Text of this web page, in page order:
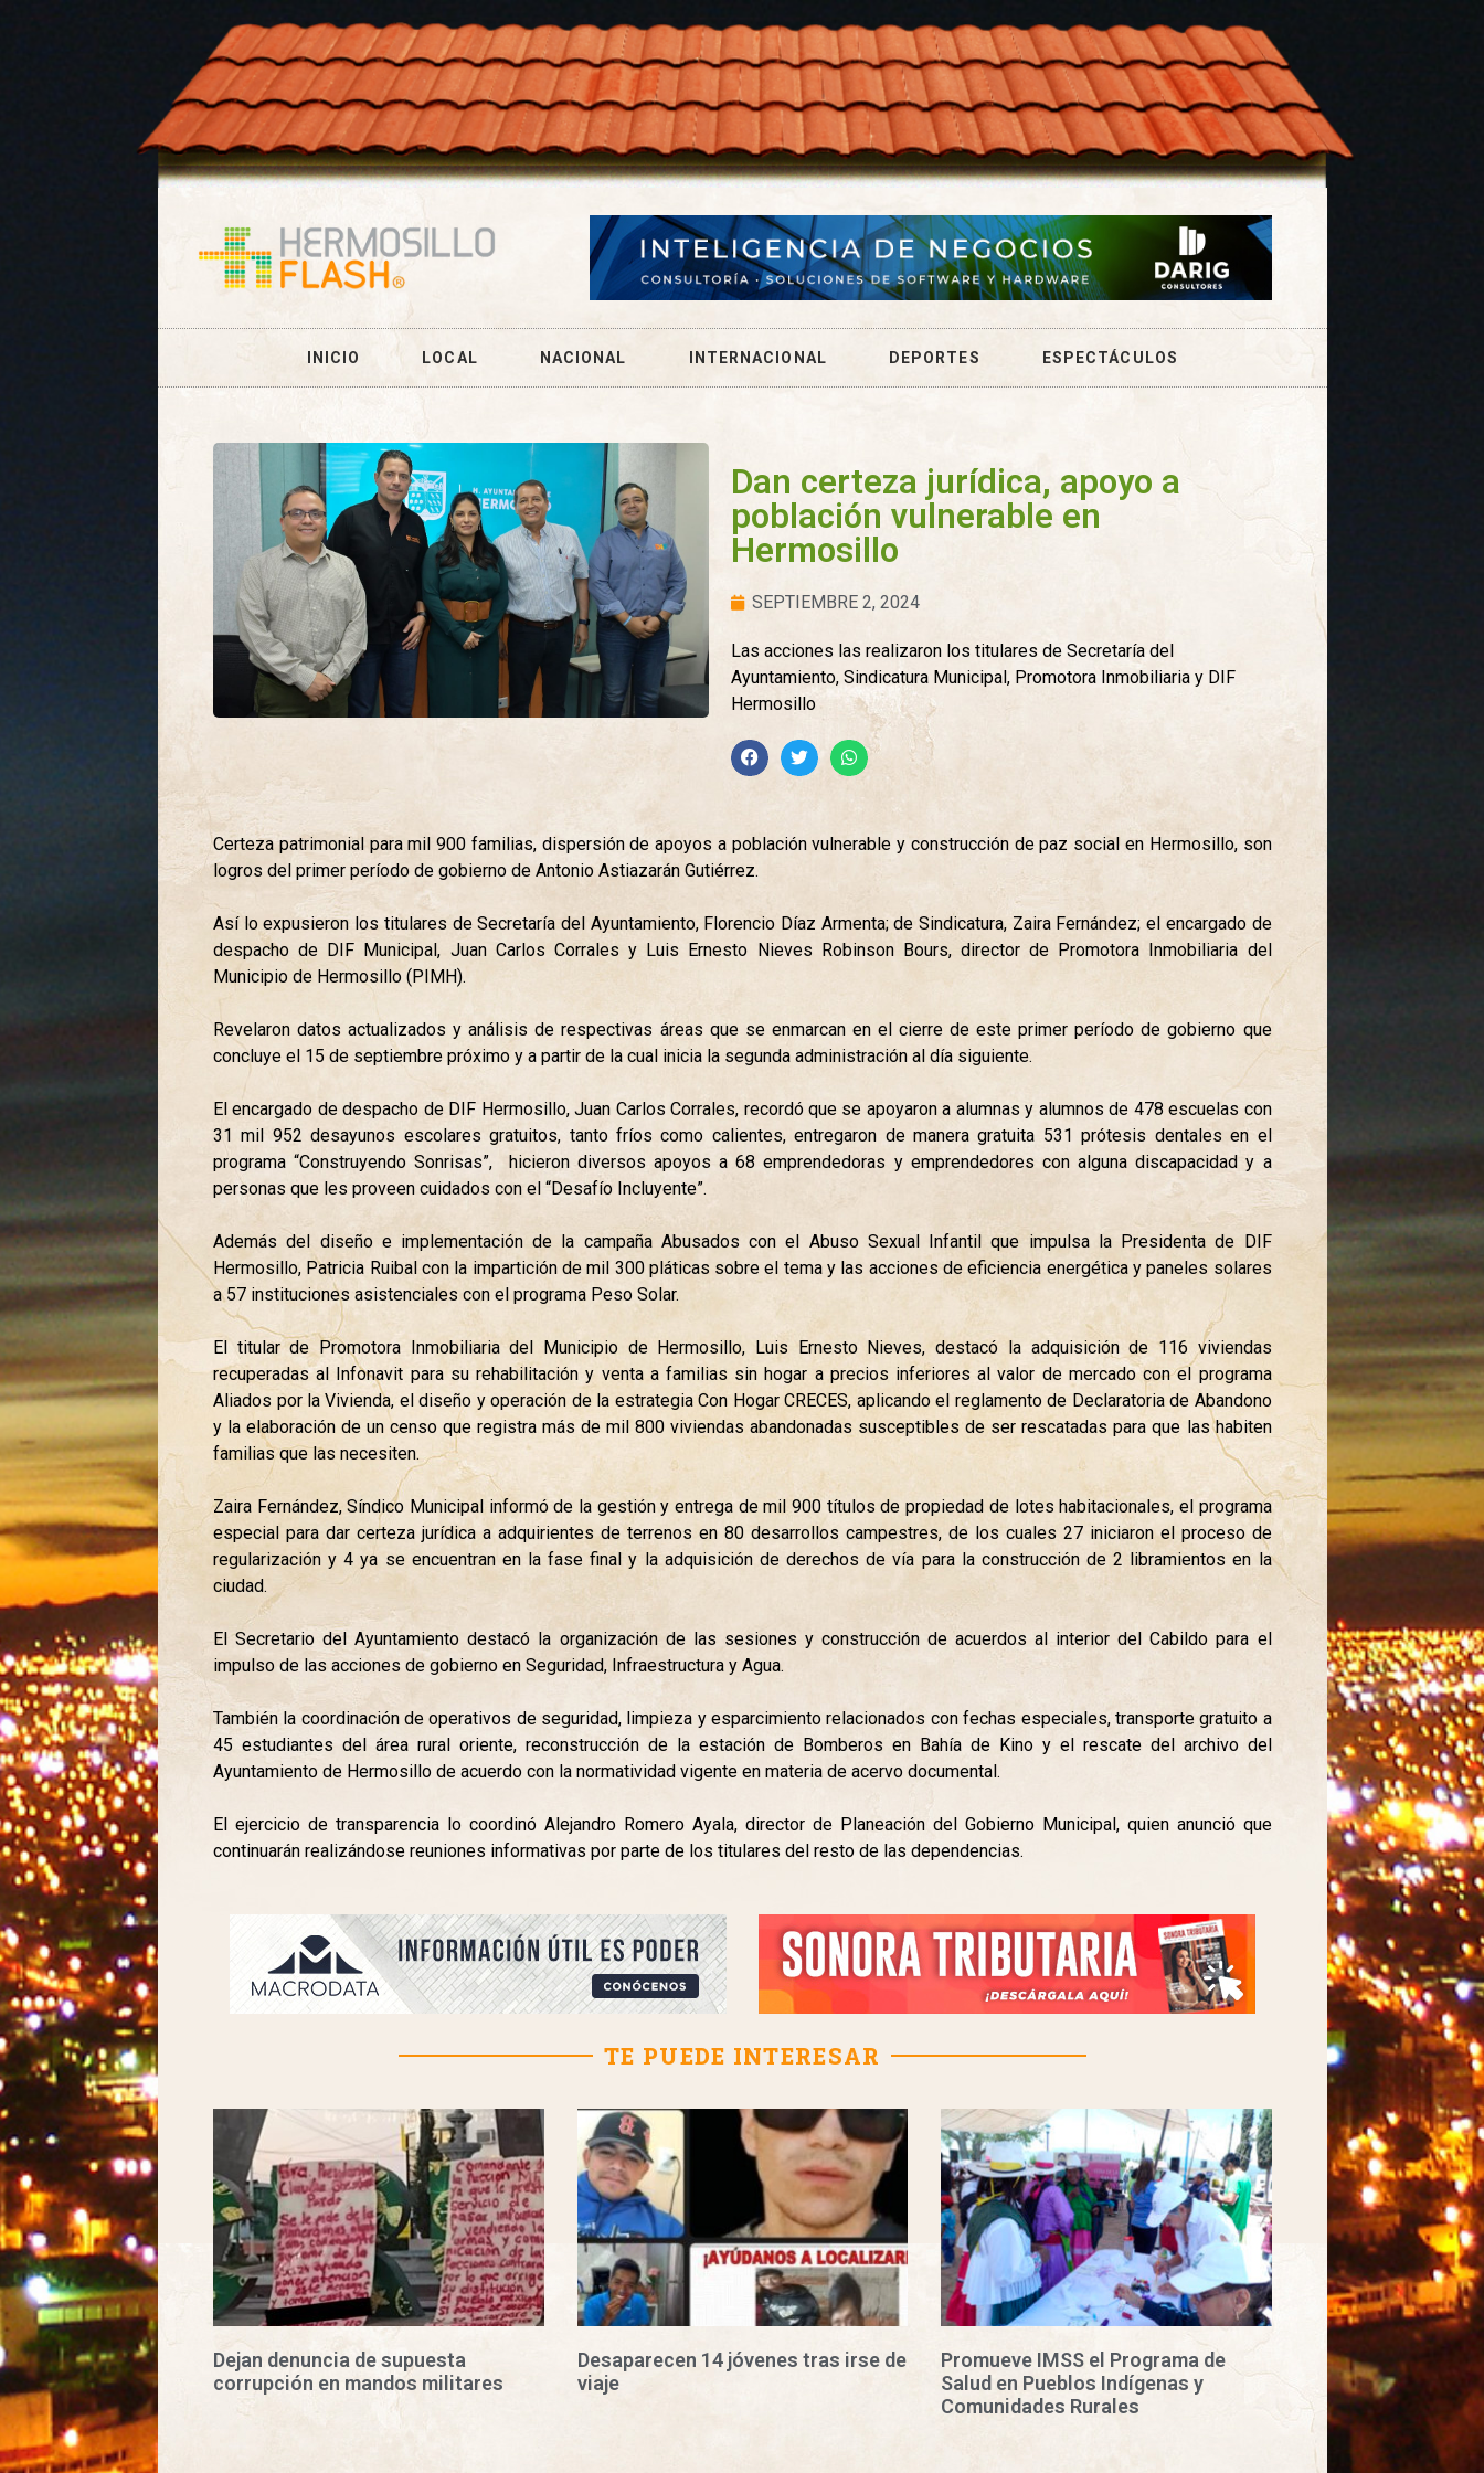
INICIO LOCAL NACIONAL INTERNACIONAL DEPORTES ESPECTÁCULOS
Dan certeza jurídica, apoyo a
población vulnerable en
Hermosillo
SEPTIEMBRE 2, 2024
Las acciones las realizaron los titulares de Secretaría del
Ayuntamiento, Sindicatura Municipal, Promotora Inmobiliaria y DIF
Hermosillo
Certeza patrimonial para mil 900 familias, dispersión de apoyos a población vulnerable y construcción de paz social en Hermosillo, son
logros del primer período de gobierno de Antonio Astiazarán Gutiérrez.
Así lo expusieron los titulares de Secretaría del Ayuntamiento, Florencio Díaz Armenta; de Sindicatura, Zaira Fernández; el encargado de
despacho de DIF Municipal, Juan Carlos Corrales y Luis Ernesto Nieves Robinson Bours, director de Promotora Inmobiliaria del
Municipio de Hermosillo (PIMH).
Revelaron datos actualizados y análisis de respectivas áreas que se enmarcan en el cierre de este primer período de gobierno que
concluye el 15 de septiembre próximo y a partir de la cual inicia la segunda administración al día siguiente.
El encargado de despacho de DIF Hermosillo, Juan Carlos Corrales, recordó que se apoyaron a alumnas y alumnos de 478 escuelas con
31 mil 952 desayunos escolares gratuitos, tanto fríos como calientes, entregaron de manera gratuita 531 prótesis dentales en el
programa “Construyendo Sonrisas”, hicieron diversos apoyos a 68 emprendedoras y emprendedores con alguna discapacidad y a
personas que les proveen cuidados con el “Desafío Incluyente”.
Además del diseño e implementación de la campaña Abusados con el Abuso Sexual Infantil que impulsa la Presidenta de DIF
Hermosillo, Patricia Ruibal con la impartición de mil 300 pláticas sobre el tema y las acciones de eficiencia energética y paneles solares
a 57 instituciones asistenciales con el programa Peso Solar.
El titular de Promotora Inmobiliaria del Municipio de Hermosillo, Luis Ernesto Nieves, destacó la adquisición de 116 viviendas
recuperadas al Infonavit para su rehabilitación y venta a familias sin hogar a precios inferiores al valor de mercado con el programa
Aliados por la Vivienda, el diseño y operación de la estrategia Con Hogar CRECES, aplicando el reglamento de Declaratoria de Abandono
y la elaboración de un censo que registra más de mil 800 viviendas abandonadas susceptibles de ser rescatadas para que las habiten
familias que las necesiten.
Zaira Fernández, Síndico Municipal informó de la gestión y entrega de mil 900 títulos de propiedad de lotes habitacionales, el programa
especial para dar certeza jurídica a adquirientes de terrenos en 80 desarrollos campestres, de los cuales 27 iniciaron el proceso de
regularización y 4 ya se encuentran en la fase final y la adquisición de derechos de vía para la construcción de 2 libramientos en la
ciudad.
El Secretario del Ayuntamiento destacó la organización de las sesiones y construcción de acuerdos al interior del Cabildo para el
impulso de las acciones de gobierno en Seguridad, Infraestructura y Agua.
También la coordinación de operativos de seguridad, limpieza y esparcimiento relacionados con fechas especiales, transporte gratuito a
45 estudiantes del área rural oriente, reconstrucción de la estación de Bomberos en Bahía de Kino y el rescate del archivo del
Ayuntamiento de Hermosillo de acuerdo con la normatividad vigente en materia de acervo documental.
El ejercicio de transparencia lo coordinó Alejandro Romero Ayala, director de Planeación del Gobierno Municipal, quien anunció que
continuarán realizándose reuniones informativas por parte de los titulares del resto de las dependencias.
TE PUEDE INTERESAR
Dejan denuncia de supuesta
corrupción en mandos militares
Desaparecen 14 jóvenes tras irse de
viaje
Promueve IMSS el Programa de
Salud en Pueblos Indígenas y
Comunidades Rurales